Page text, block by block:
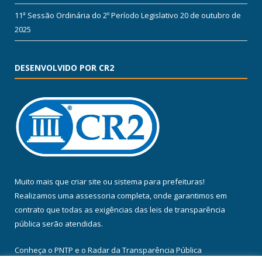
11ª Sessão Ordinária do 2º Período Legislativo 20 de outubro de
2025
DESENVOLVIDO POR CR2
Muito mais que criar site ou sistema para prefeituras!
Realizamos uma assessoria completa, onde garantimos em
contrato que todas as exigências das leis de transparência
pública serão atendidas.
Conheça o PNTP e o Radar da Transparência Pública